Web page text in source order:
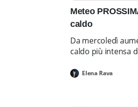
Meteo
caldo
Da mercoledì
caldo più intensa
Elena Rava